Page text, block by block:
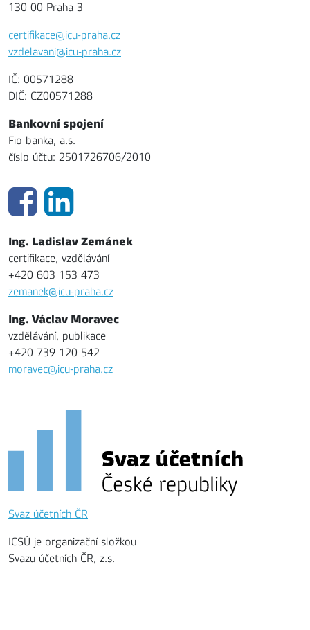
130 00 Praha 3
certifikace@icu-praha.cz
vzdelavani@icu-praha.cz
IČ: 00571288
DIČ: CZ00571288
Bankovní spojení
Fio banka, a.s.
číslo účtu: 2501726706/2010
Ing. Ladislav Zemánek
certifikace, vzdělávání
+420 603 153 473
zemanek@icu-praha.cz
Ing. Václav Moravec
vzdělávání, publikace
+420 739 120 542
moravec@icu-praha.cz
Svaz účetních ČR
ICSÚ je organizační složkou
Svazu účetních ČR, z.s.